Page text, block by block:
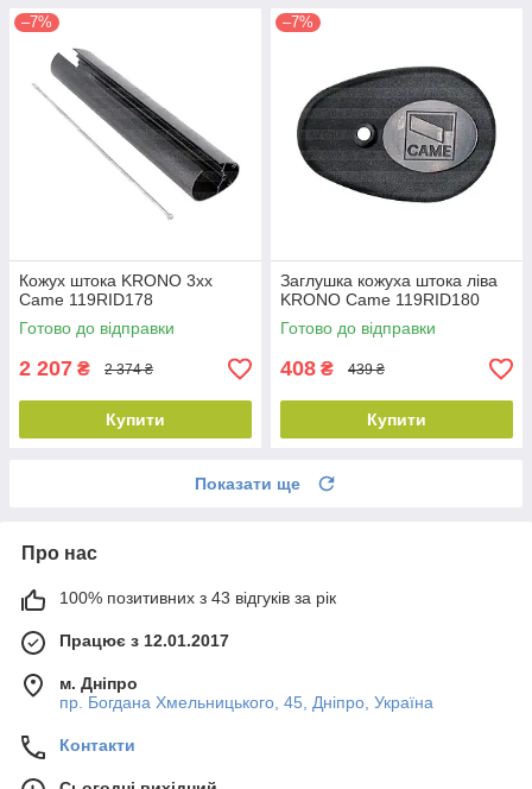
–7%
Кожух штока KRONO 3xx
Came 119RID178
Готово до відправки
2 207 ₴ 2 374 ₴
Купити
–7%
Заглушка кожуха штока ліва
KRONO Came 119RID180
Готово до відправки
408 ₴ 439 ₴
Купити
Показати ще
Про нас
100% позитивних з 43 відгуків за рік
Працює з 12.01.2017
м. Дніпро
пр. Богдана Хмельницького, 45, Дніпро, Україна
Контакти